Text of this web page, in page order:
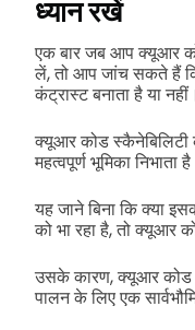
ध्यान रखें
एक बार जब आप क्यूआर
लें, तो आप जांच सकते हैं
कंट्रास्ट बनाता है या नहीं।
क्यूआर कोड
महत्वपूर्ण भूमिका निभाता
यह जाने बिना कि क्या
को भा रहा है, तो क्यूआर
उसके कारण, क्यूआर कोड
पालन के लिए एक